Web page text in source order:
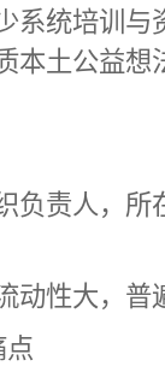
系统培训与
本土公益
负责人，
动性大，普
点